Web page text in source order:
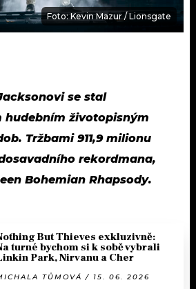
Foto: Kevin Mazur / Lionsgate
se stal
hudebním životopisným
Tržbami 911,9 milionu
rekordmana,
Bohemian Rhapsody.
But Thieves exkluzivně:
turné bychom si k sobě vybrali
Park, Nirvanu a Cher
TŮMOVÁ / 15. 06. 2026